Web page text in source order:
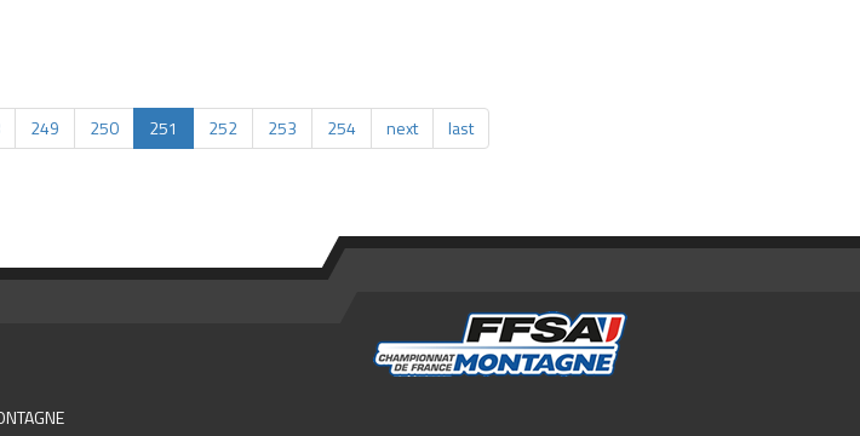
249 250 251 252 253 254 next last